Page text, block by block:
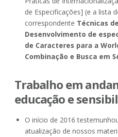
de Especificações] (e a lista
correspondente Técnicas
Desenvolvimento de
de Caracteres para a
Combinação e Busca em
Trabalho em
educação e
O início de 2016
atualização de nossos